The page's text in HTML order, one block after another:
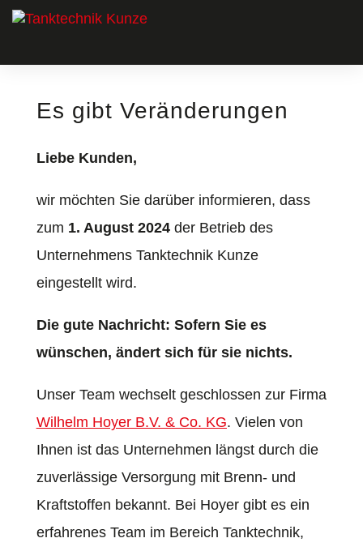
Es gibt Veränderungen
Liebe Kunden,
wir möchten Sie darüber informieren, dass
zum 1. August 2024der Betrieb des
Unternehmens Tanktechnik Kunze
eingestellt wird.
Die gute Nachricht: Sofern Sie es
wünschen, ändert sich für sie nichts.
Unser Team wechselt geschlossen zur Firma
Wilhelm Hoyer B.V. & Co. KG. Vielen von
Ihnen ist das Unternehmen längst durch die
zuverlässige Versorgung mit Brenn- und
Kraftstoffen bekannt. Bei Hoyer gibt es ein
erfahrenes Team im Bereich Tanktechnik,